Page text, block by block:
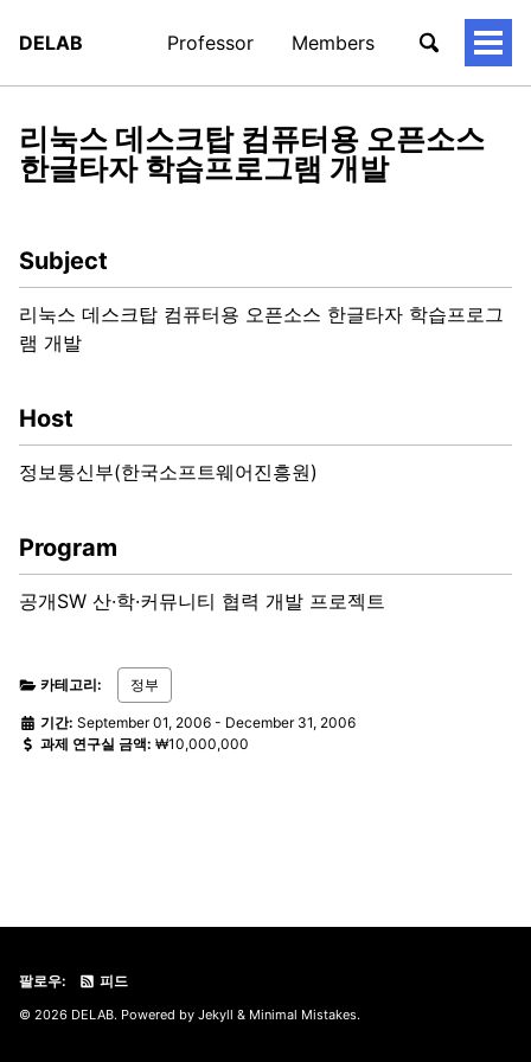
DELAB Professor Members
토
리눅스 데스크탑 컴퓨터용 오픈소스
한글타자 학습프로그램 개발
Subject
리눅스 데스크탑 컴퓨터용 오픈소스 한글타자 학습프로그
램 개발
Host
정보통신부(한국소프트웨어진흥원)
Program
공개SW 산·학·커뮤니티 협력 개발 프로젝트
카테고리: 정부
기간: September 01, 2006 - December 31, 2006
과제 연구실 금액: ₩10,000,000
팔로우: 피드
© 2026 DELAB. Powered by Jekyll & Minimal Mistakes.